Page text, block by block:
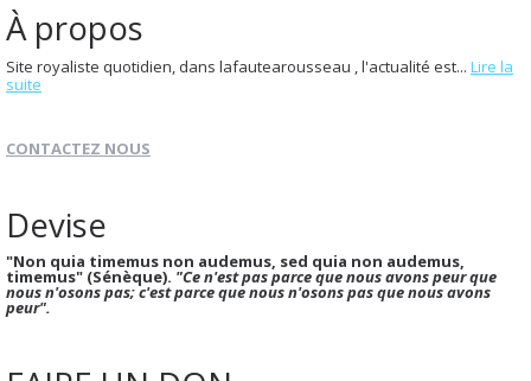
À propos
Site royaliste quotidien, dans lafautearousseau , l'actualité est... Lire la
suite
CONTACTEZ NOUS
Devise
"Non quia timemus non audemus, sed quia non audemus,
timemus" (Sénèque). "Ce n'est pas parce que nous avons peur que
nous n'osons pas; c'est parce que nous n'osons pas que nous avons
peur".